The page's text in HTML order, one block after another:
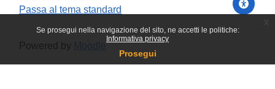
Se prosegui nella navigazione del sito, ne accetti le politiche:
Informativa privacy
Prosegui
Passa al tema standard
Powered by